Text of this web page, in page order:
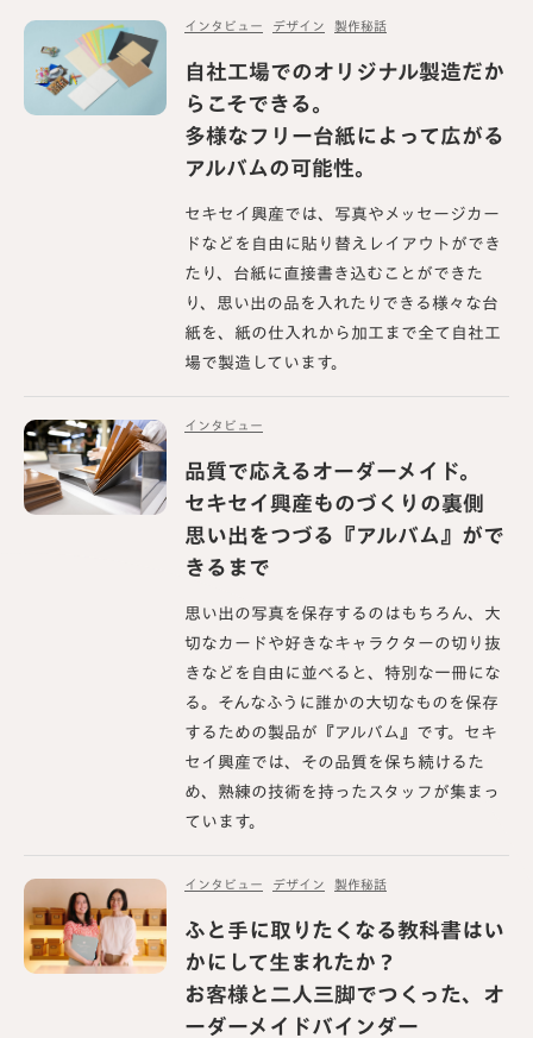
自社工場でのオリジナル製造だか
らこそできる。
多様なフリー台紙によって広がる
アルバムの可能性。
セキセイ興産では、写真やメッセージカー
ドなどを自由に貼り替えレイアウトができ
たり、台紙に直接書き込むことができた
り、思い出の品を入れたりできる様々な台
紙を、紙の仕入れから加工まで全て自社工
場で製造しています。
インタビュー デザイン 製作秘話
品質で応えるオーダーメイド。
セキセイ興産ものづくりの裏側
思い出をつづる『アルバム』がで
きるまで
思い出の写真を保存するのはもちろん、大
切なカードや好きなキャラクターの切り抜
きなどを自由に並べると、特別な一冊にな
る。そんなふうに誰かの大切なものを保存
するための製品が『アルバム』です。セキ
セイ興産では、その品質を保ち続けるた
め、熟練の技術を持ったスタッフが集まっ
ています。
インタビュー
ふと手に取りたくなる教科書はい
かにして生まれたか？
お客様と二人三脚でつくった、オ
ーダーメイドバインダー
インタビュー デザイン 製作秘話